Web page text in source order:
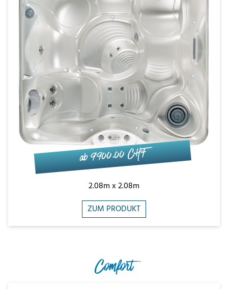
ab 9'900.00 CHF
2.08m x 2.08m
ZUM PRODUKT
Comfort